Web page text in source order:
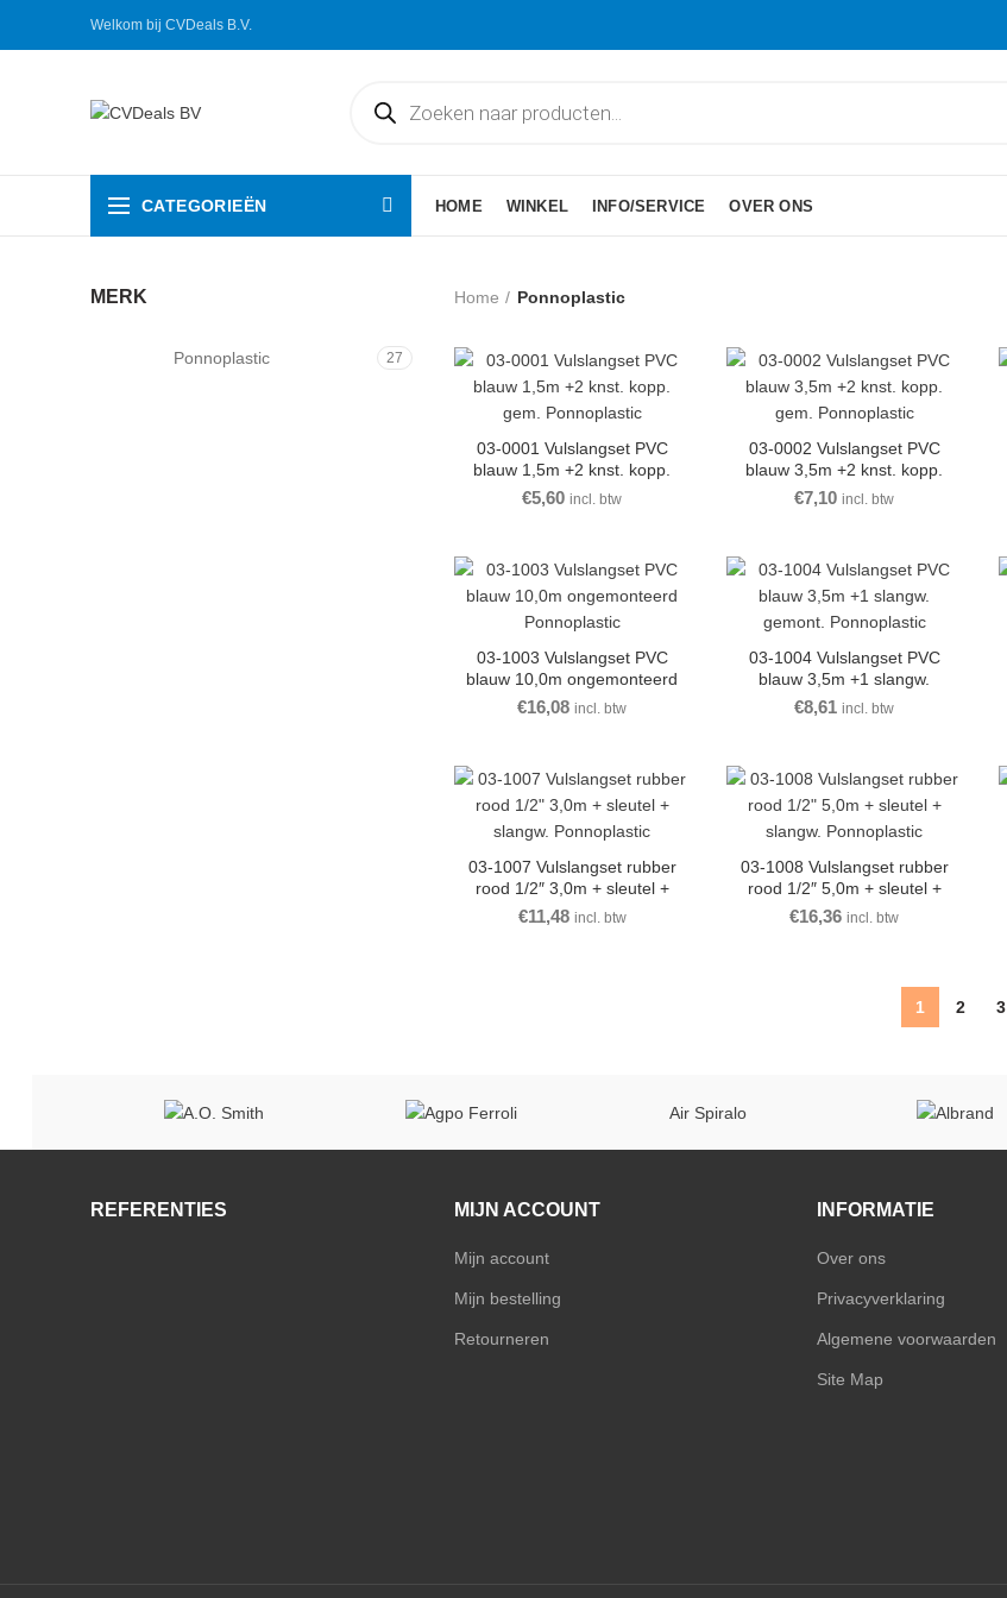
Welkom bij CVDeals B.V.
zoeken
CATEGORIEËN HOME WINKEL INFO/SERVICE OVER ONS
MERK
Ponnoplastic 27
Home Ponnoplastic
03-0001 Vulslangset PVC
blauw 1,5m +2 knst. kopp.
gem. Ponnoplastic
€5,60 incl. btw
03-0002 Vulslangset PVC
blauw 3,5m +2 knst. kopp.
gem. Ponnoplastic
€7,10 incl. btw
03-1003 Vulslangset PVC
blauw 10,0m ongemonteerd
Ponnoplastic
€16,08 incl. btw
03-1004 Vulslangset PVC
blauw 3,5m +1 slangw.
gemont. Ponnoplastic
€8,61 incl. btw
03-1007 Vulslangset rubber
rood 1/2″ 3,0m + sleutel +
slangw. Ponnoplastic
€11,48 incl. btw
03-1008 Vulslangset rubber
rood 1/2″ 5,0m + sleutel +
slangw. Ponnoplastic
€16,36 incl. btw
1 2 3
Air Spiralo
REFERENTIES MIJN ACCOUNT
Mijn account
Mijn bestelling
Retourneren
INFORMATIE
Over ons
Privacyverklaring
Algemene voorwaarden
Site Map